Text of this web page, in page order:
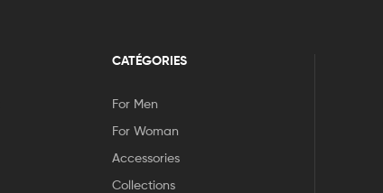
CATÉGORIES
For Men
For Woman
Accessories
Collections